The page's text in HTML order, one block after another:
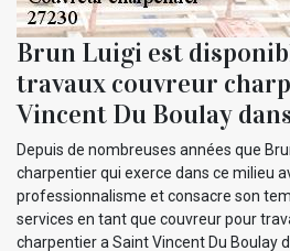
Brun Luigi est
travaux couvreur
Vincent Du Boulay
Depuis de nombreuses années que
charpentier qui exerce dans ce milieu
professionnalisme et consacre son
services en tant que couvreur pour
charpentier a Saint Vincent Du Boulay